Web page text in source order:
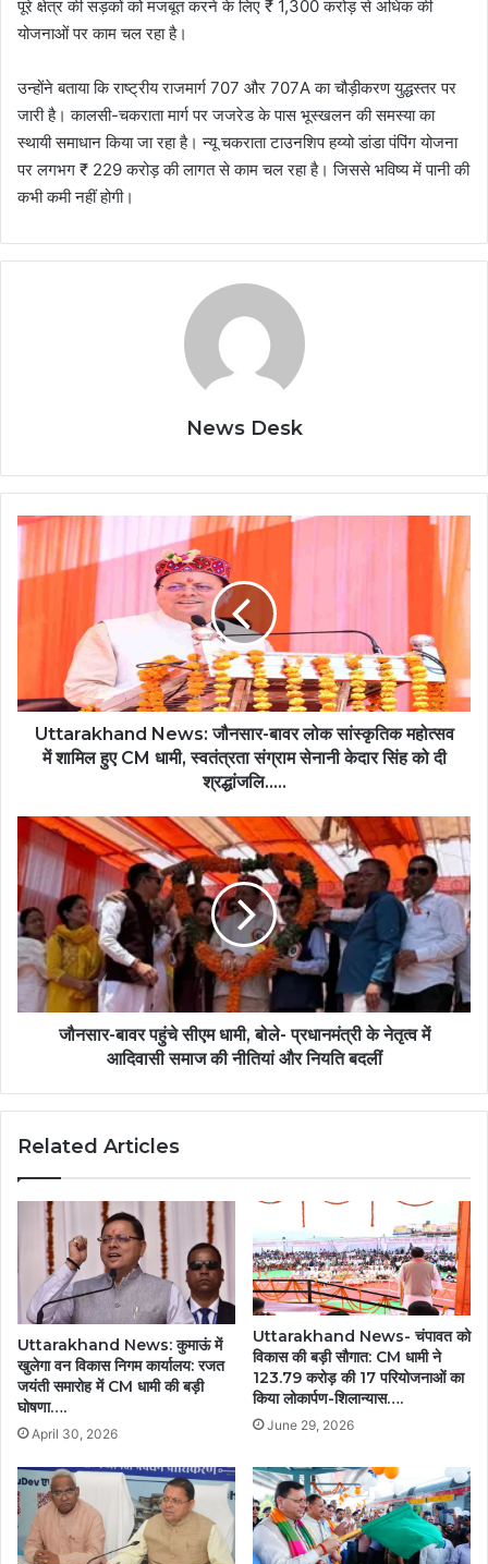
पूरे क्षेत्र की सड़कों को मजबूत करने के लिए ₹ 1,300 करोड़ से अधिक की
योजनाओं पर काम चल रहा है।
उन्होंने बताया कि राष्ट्रीय राजमार्ग 707 और 707A का चौड़ीकरण युद्धस्तर पर
जारी है। कालसी-चकराता मार्ग पर जजरेड के पास भूस्खलन की समस्या का
स्थायी समाधान किया जा रहा है। न्यू चकराता टाउनशिप हय्यो डांडा पंपिंग योजना
पर लगभग ₹ 229 करोड़ की लागत से काम चल रहा है। जिससे भविष्य में पानी की
कभी कमी नहीं होगी।
News Desk
Uttarakhand
News:
जौनसार-
बावर
लोक
सांस्कृतिक
शामिल
संग्राम
सेनानी
केदार
सिंह
को
दी
श्रद्धांजलि…..
Uttarakhand News: जौनसार-बावर लोक सांस्कृतिक महोत्सव
में शामिल हुए CM धामी, स्वतंत्रता संग्राम सेनानी केदार सिंह को दी
श्रद्धांजलि…..
जौनसार-
बावर
पहुंचे
सीएम
धामी,
बोले-
प्रधानमंत्री
के
नेतृत्व
और
जौनसार-बावर पहुंचे सीएम धामी, बोले- प्रधानमंत्री के नेतृत्व में
आदिवासी समाज की नीतियां और नियति बदलीं
Related Articles
Uttarakhand News: कुमाऊं में
खुलेगा वन विकास निगम कार्यालय: रजत
जयंती समारोह में CM धामी की बड़ी
घोषणा….
April 30, 2026
Uttarakhand News- चंपावत को
विकास की बड़ी सौगात: CM धामी ने
123.79 करोड़ की 17 परियोजनाओं का
किया लोकार्पण-शिलान्यास….
June 29, 2026